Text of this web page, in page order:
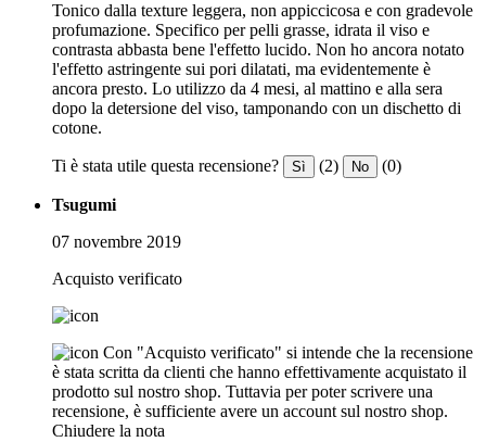
Tonico dalla texture leggera, non appiccicosa e con gradevole
profumazione. Specifico per pelli grasse, idrata il viso e
contrasta abbasta bene l'effetto lucido. Non ho ancora notato
l'effetto astringente sui pori dilatati, ma evidentemente è
ancora presto. Lo utilizzo da 4 mesi, al mattino e alla sera
dopo la detersione del viso, tamponando con un dischetto di
cotone.
Ti è stata utile questa recensione? Sì (2) No (0)
Tsugumi
07 novembre 2019
Acquisto verificato
Con "Acquisto verificato" si intende che la recensione
è stata scritta da clienti che hanno effettivamente acquistato il
prodotto sul nostro shop. Tuttavia per poter scrivere una
recensione, è sufficiente avere un account sul nostro shop.
Chiudere la nota